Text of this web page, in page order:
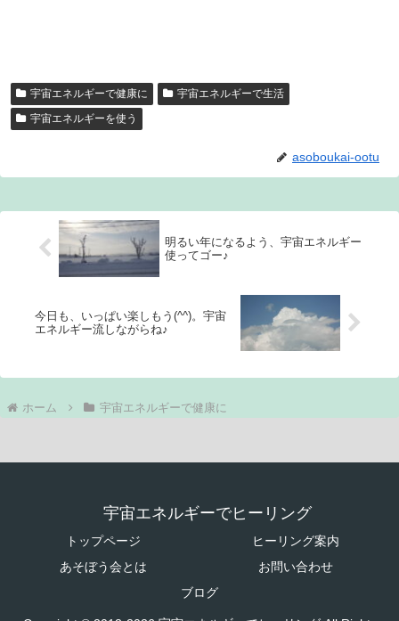
宇宙エネルギーで健康に
宇宙エネルギーで生活
宇宙エネルギーを使う
asoboukai-ootu
明るい年になるよう、宇宙エネルギー
使ってゴー♪
今日も、いっぱい楽しもう(^^)。宇宙
エネルギー流しながらね♪
ホーム 宇宙エネルギーで健康に
宇宙エネルギーでヒーリング
トップページ
ヒーリング案内
あそぼう会とは
お問い合わせ
ブログ